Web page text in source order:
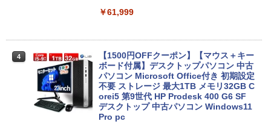
D256GB+HDD1TB 17インチ フルHD Wi
Office Bランク ノートパソコン
￥24,800
超得2,000円OFF&P2倍｜高画質フルHD
￥61,999
4
【1500円OFFクーポン】【マウス＋キー
ボード付属】デスクトップパソコン 中古
パソコン Microsoft Office付き 初期設定
不要 ストレージ 最大1TB メモリ32GB C
orei5 第9世代 HP Prodesk 400 G6 SF
デスクトップ 中古パソコン Windows11
Pro pc